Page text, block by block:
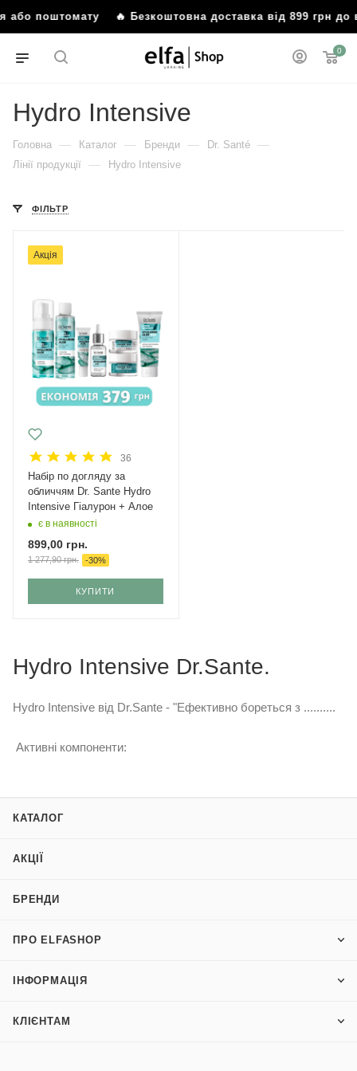
або поштомату 🔥 Безкоштовна доставка від 899 грн
0
Hydro Intensive
Головна — Каталог — Бренди — Dr. Santé —
Лінії продукції — Hydro Intensive
ФІЛЬТР
Акція
36
Набір по догляду за
обличчям Dr. Sante Hydro
Intensive Гіалурон + Алое
є в наявності
899,00 грн.
1 277,90грн. -30%
КУПИТИ
Hydro Intensive Dr.Sante.
Hydro Intensive від Dr.Sante - "Ефективно бореться з ..........
Активні компоненти:
КАТАЛОГ
АКЦІЇ
БРЕНДИ
ПРО ELFASHOP
ІНФОРМАЦІЯ
КЛІЄНТАМ